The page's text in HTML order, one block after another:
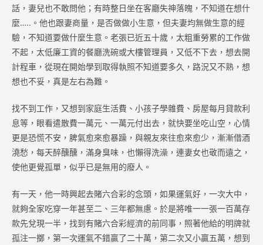
話，妻兒也不敢問他；有時整日坐在客廳失神落魄，不知道在想什
麼…..。他也跟妻商量，是否做做小生意，但夫妻均無做生意的經
驗，不知道要做什麼生意。老張已近五十歲，太粗重勞累的工作做
不起，太低廉工資的餐廳洗碗或大樓管理員，又低不下去，想去開
計程車，從現在開始學到取得執照不知道要多久，路況又不熟，想
想也不妥，真是左右為難。
找不到工作，又想到家庭生活費、小孩子學雜費、房屋每月貸款利
息等，眼看遣散費一萬元、一萬元付出去，就快要坐吃山空，心情
更是恐慌不安，脾氣愈來愈暴躁，與親友來往愈來愈少，漸漸借酒
澆愁，每天醉醺醺，滿身臭味，也懶得洗澡，連妻女也敬而遠之，
使他更覺孤單，似乎已是無用的廢人。
有一天，他一時興起去賭六合彩的念頭，如果運氣好，一次大中，
就夠全家吃穿一年甚至二、三年都無慮。於是將唯一一張一百萬存
款先兌現一半，找到有賭六合彩經濟的前同事，照著他給的明牌就
孤注一擲，第一次運氣不錯贏了二十萬，第二次又小贏五萬，想到